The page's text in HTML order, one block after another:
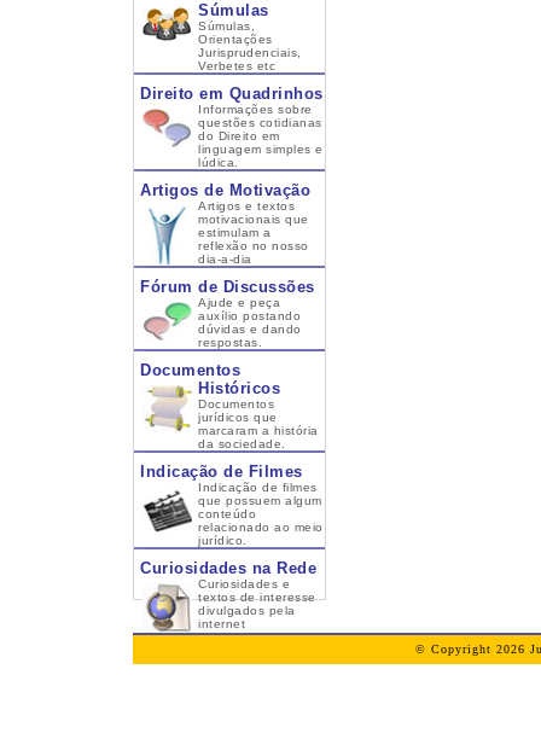
Súmulas
Súmulas,
Orientações
Jurisprudenciais,
Verbetes etc
Direito em Quadrinhos
Informações sobre
questões cotidianas
do Direito em
linguagem simples e
lúdica.
Artigos de Motivação
Artigos e textos
motivacionais que
estimulam a
reflexão no nosso
dia-a-dia
Fórum de Discussões
Ajude e peça
auxílio postando
dúvidas e dando
respostas.
Documentos
Históricos
Documentos
jurídicos que
marcaram a história
da sociedade.
Indicação de Filmes
Indicação de filmes
que possuem algum
conteúdo
relacionado ao meio
jurídico.
Curiosidades na Rede
Curiosidades e
textos de interesse
divulgados pela
internet
© Copyright 2026